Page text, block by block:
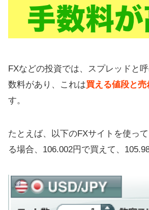
FXなどの投資では、スプレッドと
数料があり、これは買える値段と
す。
たとえば、以下のFXサイトを使っ
る場合、106.002円で買えて、